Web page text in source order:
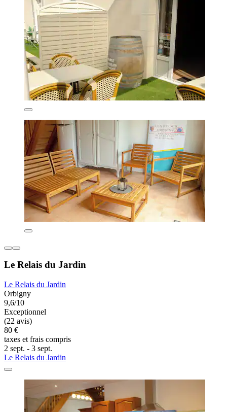
Le Relais du Jardin
Le Relais du Jardin
Orbigny
9,6/10
Exceptionnel
(22 avis)
80 €
taxes et frais compris
2 sept. - 3 sept.
Le Relais du Jardin